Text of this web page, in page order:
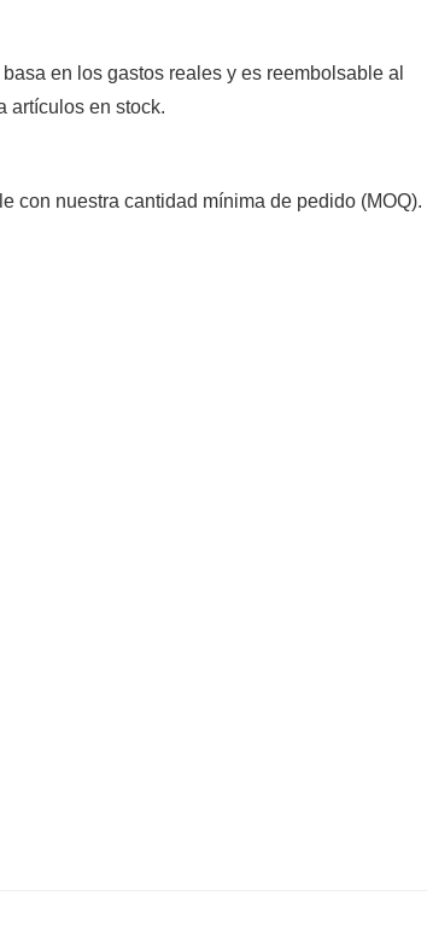
en los gastos reales y es reembolsable al
artículos en stock.
con nuestra cantidad mínima de pedido (MOQ).